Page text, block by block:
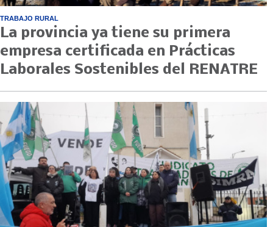
TRABAJO RURAL
La provincia ya tiene su primera
empresa certificada en Prácticas
Laborales Sostenibles del RENATRE